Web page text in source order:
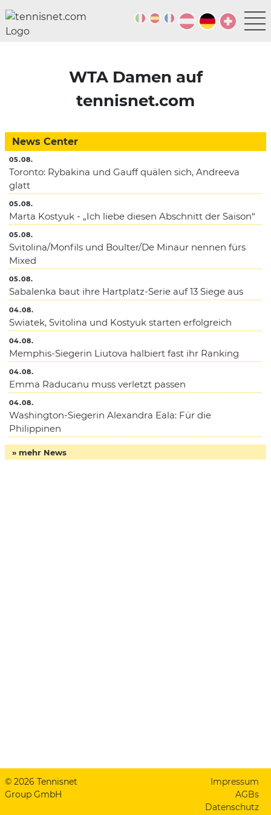
WTA Damen auf
tennisnet.com
News Center
05.08.
Toronto: Rybakina und Gauff quälen sich, Andreeva
glatt
05.08.
Marta Kostyuk - „Ich liebe diesen Abschnitt der Saison“
05.08.
Svitolina/Monfils und Boulter/De Minaur nennen fürs
Mixed
05.08.
Sabalenka baut ihre Hartplatz-Serie auf 13 Siege aus
04.08.
Swiatek, Svitolina und Kostyuk starten erfolgreich
04.08.
Memphis-Siegerin Liutova halbiert fast ihr Ranking
04.08.
Emma Raducanu muss verletzt passen
04.08.
Washington-Siegerin Alexandra Eala: Für die
Philippinen
» mehr News
© 2026 Tennisnet
Group GmbH
Impressum
AGBs
Datenschutz